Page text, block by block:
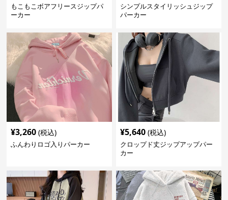
もこもこボアフリースジップパ
ーカー
シンプルスタイリッシュジップ
パーカー
¥3,260 (税込)
ふんわりロゴ入りパーカー
¥5,640 (税込)
クロップド丈ジップアップパー
カー